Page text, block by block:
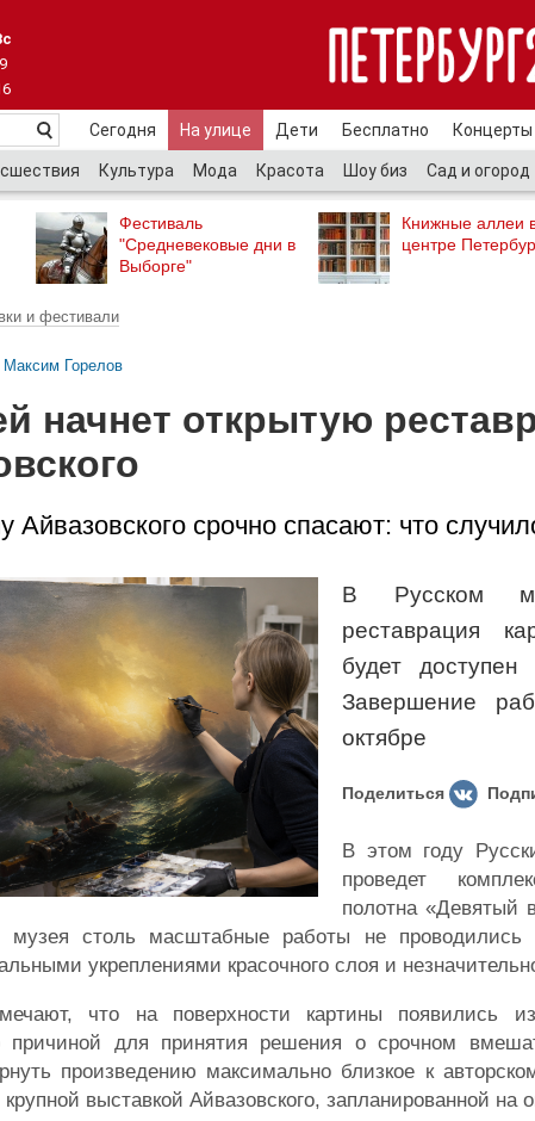
9
Сегодня На улице Дети Бесплатно Концерты
Культура Мода Красота Шоу биз Сад и огород
Фестиваль
"Средневековые дни в
Выборге"
Книжные аллеи
центре
и фестивали
Максим Горелов
начнет открытую
Айвазовского срочно спасают: что
В Русском
реставрация
будет
Завершение
октябре
Поделиться
В этом году
проведет
полотна «Девятый
музея столь масштабные работы не
укреплениями красочного слоя и
что на поверхности картины появились
причиной для принятия решения о срочном
произведению максимально близкое к
выставкой Айвазовского, запланированной на